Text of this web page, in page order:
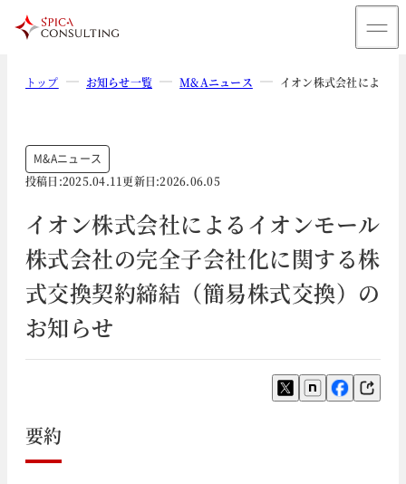
トップ お知らせ一覧 M&Aニュース イオン株式会社による
M&Aニュース
投稿日:2025.04.11更新日:2026.06.05
イオン株式会社によるイオンモール
株式会社の完全子会社化に関する株
式交換契約締結（簡易株式交換）の
お知らせ
要約